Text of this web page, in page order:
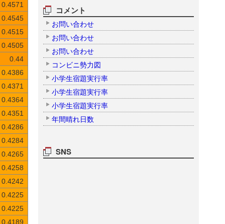
コメント
お問い合わせ
お問い合わせ
お問い合わせ
コンビニ勢力図
小学生宿題実行率
小学生宿題実行率
小学生宿題実行率
年間晴れ日数
SNS
0.4571
0.4545
0.4515
0.4505
0.44
0.4386
0.4371
0.4364
0.4351
0.4286
0.4284
0.4265
0.4258
0.4242
0.4225
0.4225
0.4189